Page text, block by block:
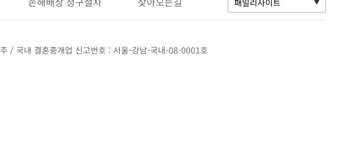
/ 국내 결혼중개업 신고번호 : 서울-강남-국내-08-0001호